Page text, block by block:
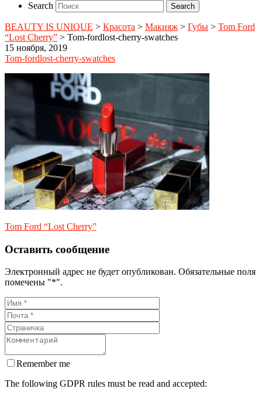
Search
BEAUTY IS UNIQUE > Красота > Макияж > Губы > Tom Ford
“Lost Cherry” > Tom-fordlost-cherry-swatches
15 ноября, 2019
Tom-fordlost-cherry-swatches
Tom Ford “Lost Cherry”
Оставить сообщение
Электронный адрес не будет опубликован. Обязательные поля
помечены "*".
Remember me
The following GDPR rules must be read and accepted: